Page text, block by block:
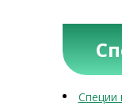
Специи